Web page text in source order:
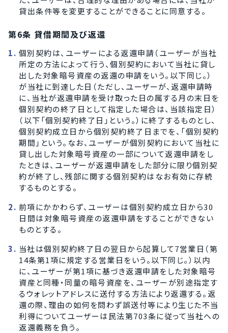
貸出条件等を変更することができることに同意する。
第6条 貸借期間及び返還
個別契約は、ユーザーによる返還申請（ユーザーが当社
所定の方法によって行う、個別契約において当社に貸し
出した対象暗号資産の返還の申請をいう。以下同じ。）
が当社に到達した日（ただし、ユーザーが、返還申請時
に、当社が返還申請を受け取った日の属する月の末日を
個別契約の終了日として指定した場合は、当該指定日）
（以下「個別契約終了日」という。）に終了するものとし、
個別契約成立日から個別契約終了日までを、「個別契約
期間」という。なお、ユーザーが個別契約において当社に
貸し出した対象暗号資産の一部について返還申請をし
たときは、ユーザーが返還申請をした部分に限り個別契
約が終了し、残部に関する個別契約はなお有効に存続
するものとする。
前項にかかわらず、ユーザーは個別契約成立日から30
日間は対象暗号資産の返還申請をすることができない
ものとする。
当社は個別契約終了日の翌日から起算して7営業日（第
14条第1項に規定する営業日をいう。以下同じ。）以内
に、ユーザーが第1項に基づき返還申請をした対象暗号
資産と同種・同量の暗号資産を、ユーザーが別途指定す
るウォレットアドレスに送付する方法により返還する。返
還の際、理由の如何を問わず誤送付等により生じた不当
利得についてユーザーは民法第703条に従って当社への
返還義務を負う。